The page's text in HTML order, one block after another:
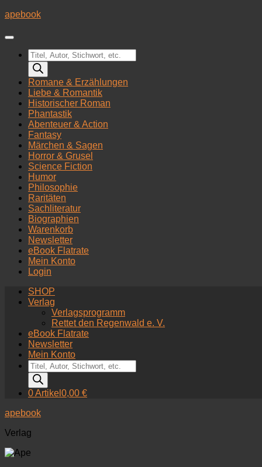
Zum
springen
apebook
Products
search
Romane & Erzählungen
Liebe & Romantik
Historischer Roman
Phantastik
Abenteuer & Action
Fantasy
Märchen & Sagen
Horror & Grusel
Science Fiction
Humor
Philosophie
Raritäten
Sachliteratur
Biographien
Warenkorb
Newsletter
eBook Flatrate
Mein Konto
Login
SHOP
Verlag
Verlagsprogramm
Rettet den Regenwald e. V.
eBook Flatrate
Newsletter
Mein Konto
Products
search
0 Artikel 0,00 €
apebook
Verlag